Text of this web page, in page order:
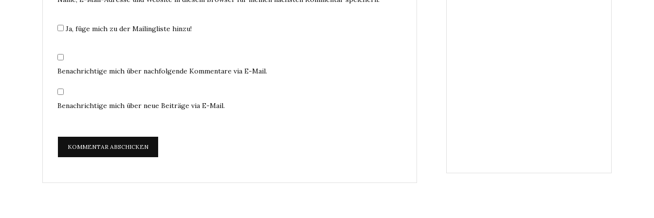
Ja, füge mich zu der Mailingliste hinzu!
Benachrichtige mich über nachfolgende Kommentare via E-Mail.
Benachrichtige mich über neue Beiträge via E-Mail.